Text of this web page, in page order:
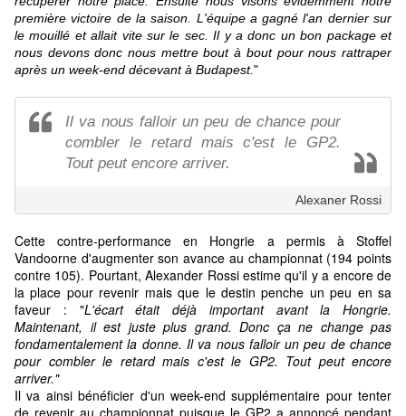
première victoire de la saison. L'équipe a gagné l'an dernier sur
le mouillé et allait vite sur le sec. Il y a donc un bon package et
nous devons donc nous mettre bout à bout pour nous rattraper
après un week-end décevant à Budapest."
Il va nous falloir un peu de chance pour
combler le retard mais c'est le GP2.
Tout peut encore arriver.
Alexaner Rossi
Cette contre-performance en Hongrie a permis à Stoffel
Vandoorne d'augmenter son avance au championnat (194 points
contre 105). Pourtant, Alexander Rossi estime qu'il y a encore de
la place pour revenir mais que le destin penche un peu en sa
faveur : "L'écart était déjà important avant la Hongrie.
Maintenant, il est juste plus grand. Donc ça ne change pas
fondamentalement la donne. Il va nous falloir un peu de chance
pour combler le retard mais c'est le GP2. Tout peut encore
arriver."
Il va ainsi bénéficier d'un week-end supplémentaire pour tenter